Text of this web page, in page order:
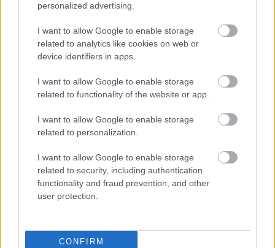
personalized advertising.
I want to allow Google to enable storage
related to analytics like cookies on web or
device identifiers in apps.
I want to allow Google to enable storage
related to functionality of the website or app.
I want to allow Google to enable storage
related to personalization.
I want to allow Google to enable storage
related to security, including authentication
functionality and fraud prevention, and other
user protection.
CONFIRM
legkevésbé rasszista
BY:MENYHEI 2020. NOV 27.
A Nyírő Gyula Rasszizmuskutató Központ legújabb
felmérése óriási vihart kavart szakmai körökben. Az
rasszizmus-kutatásban nagyhatalom. Az NYGYRKK
mára olyan ügyfeleket tudhat magáénak, mint az…